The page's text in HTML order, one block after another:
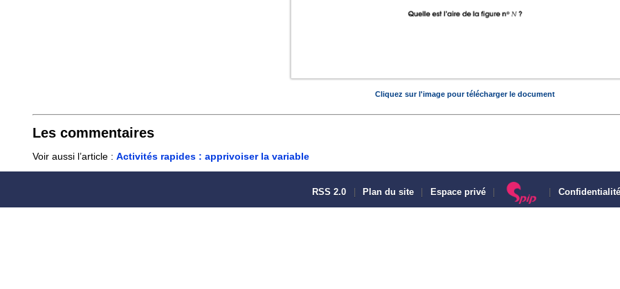
Cliquez sur l'image pour télécharger le document
Les commentaires
Voir aussi l’article : Activités rapides : apprivoiser la variable
RSS 2.0 Plan du site Espace privé Confidentialité